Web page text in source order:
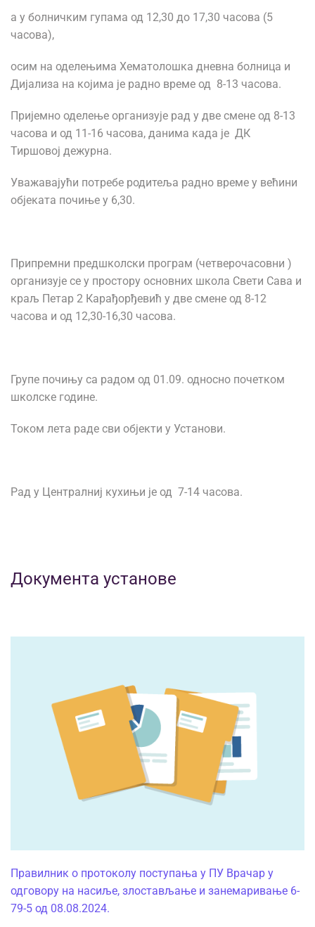
а у болничким гупама од 12,30 до 17,30 часова (5
часова),
осим на оделењима Хематолошка дневна болница и
Дијализа на којима је радно време од 8-13 часова.
Пријемно оделење организује рад у две смене од 8-13
часова и од 11-16 часова, данима када је ДК
Тиршовој дежурна.
Уважавајући потребе родитеља радно време у већини
објеката почиње у 6,30.
Припремни предшколски програм (четверочасовни )
организује се у простору основних школа Свети Сава и
краљ Петар 2 Карађорђевић у две смене од 8-12
часова и од 12,30-16,30 часова.
Групе почињу са радом од 01.09. односно почетком
школске године.
Током лета раде сви објекти у Установи.
Рад у Централниј кухињи је од 7-14 часова.
Документа установе
Правилник о протоколу поступања у ПУ Врачар у
одговору на насиље, злостављање и занемаривање 6-
79-5 од 08.08.2024.